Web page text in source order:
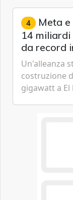
gestione
4 Meta e
14
da record
Un'alleanza
costruzione
gigawatt a